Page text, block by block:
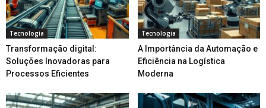
Tecnologia
Transformação digital:
Soluções Inovadoras para
Processos Eficientes
Tecnologia
A Importância da Automação e
Eficiência na Logística
Moderna